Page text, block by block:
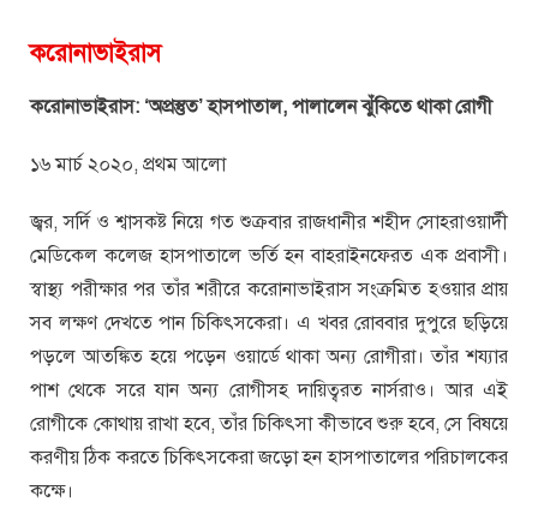
করোনাভাইরাস
করোনাভাইরাস: ‘অপ্রস্তুত’হাসপাতাল, পালালেন ঝুঁকিতে থাকা রোগী
১৬ মার্চ ২০২০, প্রথম আলো
জ্বর, সর্দি ও শ্বাসকষ্ট নিয়ে গত শুক্রবার রাজধানীর শহীদ সোহরাওয়ার্দী
মেডিকেল কলেজ হাসপাতালে ভর্তি হন বাহরাইনফেরত এক প্রবাসী।
স্বাস্থ্য পরীক্ষার পর তাঁর শরীরে করোনাভাইরাস সংক্রমিত হওয়ার প্রায়
সব লক্ষণ দেখতে পান চিকিৎসকেরা। এ খবর রোববার দুপুরে ছড়িয়ে
পড়লে আতঙ্কিত হয়ে পড়েন ওয়ার্ডে থাকা অন্য রোগীরা। তাঁর শয্যার
পাশ থেকে সরে যান অন্য রোগীসহ দায়িত্বরত নার্সরাও। আর এই
রোগীকে কোথায় রাখা হবে, তাঁর চিকিৎসা কীভাবে শুরু হবে, সে বিষয়ে
করণীয় ঠিক করতে চিকিৎসকেরা জড়ো হন হাসপাতালের পরিচালকের
কক্ষে।